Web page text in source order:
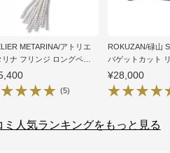
METARINA/アトリエ
リナ フリンジ ロングペン
ト
(5)
ROKUZAN/碌山
バゲットカット
¥28,000
ミ人気ランキングをもっと見る